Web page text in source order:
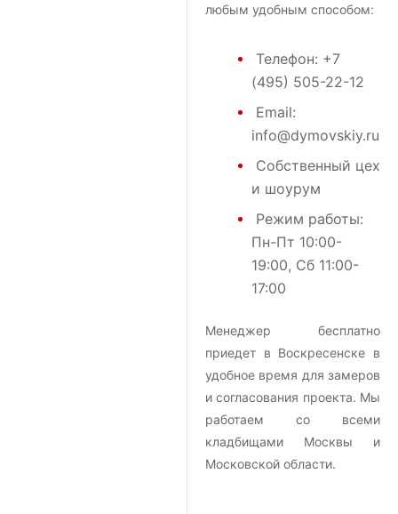
любым удобным способом:
Телефон: +7
(495) 505-22-12
Email:
info@dymovskiy.ru
Собственный цех
и шоурум
Режим работы:
Пн-Пт 10:00-
19:00, Сб 11:00-
17:00
Менеджер бесплатно
приедет в Воскресенске в
удобное время для замеров
и согласования проекта. Мы
работаем со всеми
кладбищами Москвы и
Московской области.